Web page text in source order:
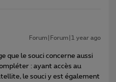
Forum|Forum|1 year ago
que le souci concerne aussi
: ayant accès au
le souci y est également